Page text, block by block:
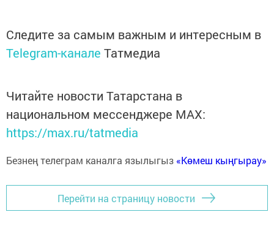
Следите за самым важным и интересным в
Telegram-канале Татмедиа
Читайте новости Татарстана в
национальном мессенджере MАХ:
https://max.ru/tatmedia
Безнең телеграм каналга язылыгыз «Көмеш кыңгырау»
Перейти на страницу новости